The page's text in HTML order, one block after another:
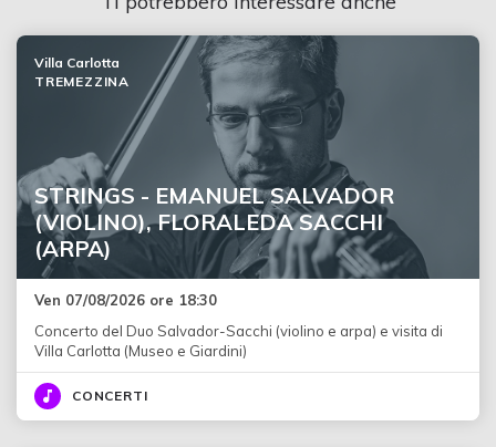
STRINGS - EMANUEL SALVADOR
(VIOLINO), FLORALEDA SACCHI
(ARPA)
Villa Carlotta
TREMEZZINA
Ven 07/08/2026 ore 18:30
Concerto del Duo Salvador-Sacchi (violino e arpa) e visita di
Villa Carlotta (Museo e Giardini)
CONCERTI